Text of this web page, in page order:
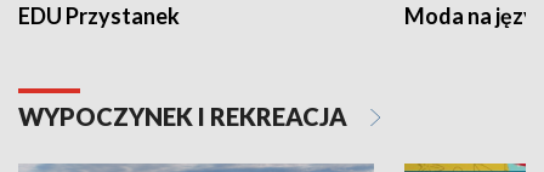
EDU Przystanek Moda na
WYPOCZYNEK I REKREACJA